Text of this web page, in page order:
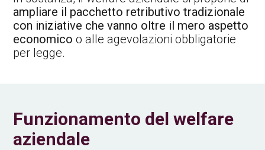
ampliare il pacchetto retributivo tradizionale
con iniziative che vanno oltre il mero aspetto
economico o alle agevolazioni obbligatorie
per legge.
Funzionamento del welfare
aziendale